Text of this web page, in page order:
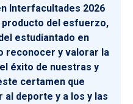
Interfacultades 2026
del esfuerzo,
estudiantado en
reconocer y valorar la
éxito de nuestras y
certamen que
al deporte y a los y las